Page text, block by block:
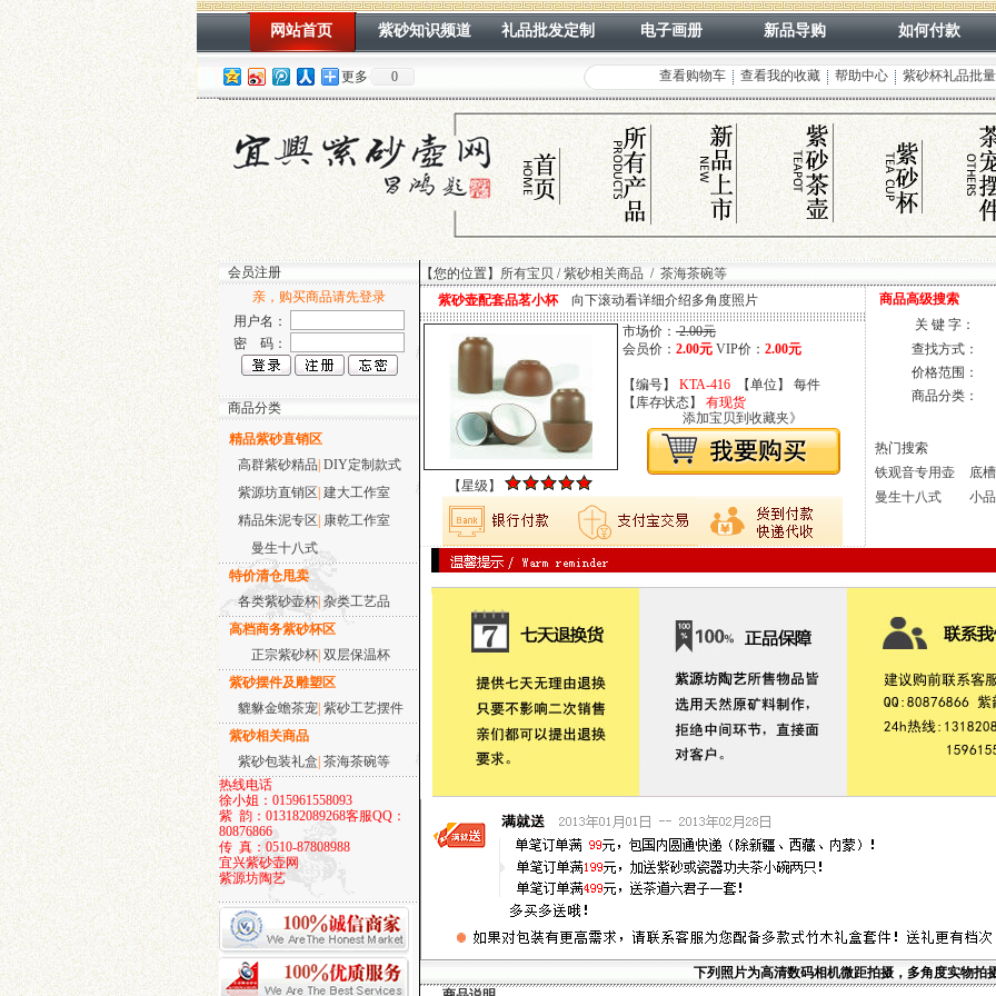
网站首页 紫砂知识频道 礼品批发定制 电子画册 新品导购 如何付款
更多 0 查看购物车 查看我的收藏 帮助中心 紫砂杯礼品批
会员注册
亲，购买商品请先登录
用户名：
密 码：
商品分类
精品紫砂直销区
高群紫砂精品 DIY定制款式
紫源坊直销区 建大工作室
精品朱泥专区 康乾工作室
曼生十八式
特价清仓甩卖
各类紫砂壶杯 杂类工艺品
高档商务紫砂杯区
正宗紫砂杯 双层保温杯
紫砂摆件及雕塑区
貔貅金蟾茶宠 紫砂工艺摆件
紫砂相关商品
紫砂包装礼盒 茶海茶碗等
热线电话
徐小姐：015961558093
紫 韵：013182089268客服QQ：
80876866
传 真：0510-87808988
宜兴紫砂壶网
紫源坊陶艺
大彬如意壶
西施-铁观音小品
【您的位置】 所有宝贝 /紫砂相关商品 / 茶海茶碗等
紫砂壶配套品茗小杯向下滚动看详细介绍多角度照片
【星级】
市场价： 2.00元
会员价： 2.00元 VIP价： 2.00元
【编号】 KTA-416 【单位】 每件
【库存状态】 有现货
添加宝贝到收藏夹》
商品高级搜索
关 键 字：
查找方式：
价格范围：
商品分类：
热门搜索
铁观音专用壶
底
曼生十八式
小品
下列照片为高清数码相机微距拍摄，多角度实物拍